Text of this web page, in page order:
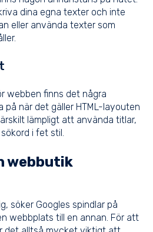
dina egna texter och inte
eller använda texter som
webben finns det några
när det gäller HTML-layouten
lämpligt att använda titlar,
i fet stil.
webbutik
söker Googles spindlar på
webbplats till en annan. För att